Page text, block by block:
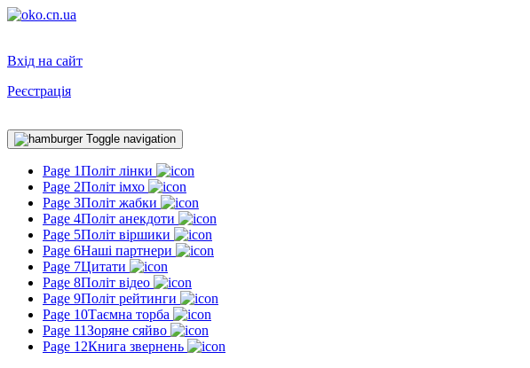
Вхід на сайт
Реєстрація
Toggle navigation
Page 1Політ лінки
Page 2Політ імхо
Page 3Політ жабки
Page 4Політ анекдоти
Page 5Політ віршики
Page 6Наші партнери
Page 7Цитати
Page 8Політ відео
Page 9Політ рейтинги
Page 10Таємна торба
Page 11Зоряне сяйво
Page 12Книга звернень